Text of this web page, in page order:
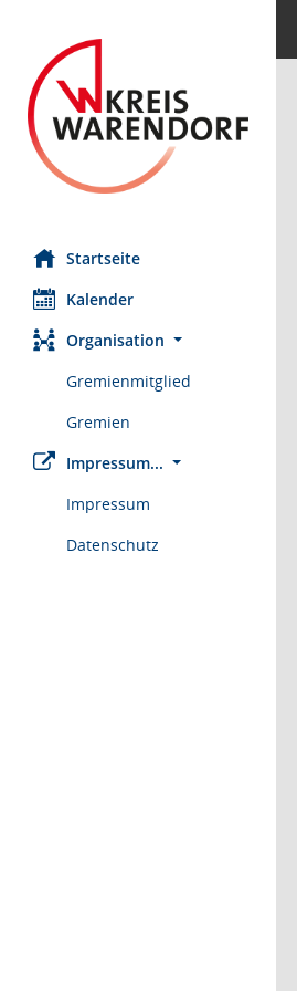
Startseite
Kalender
Organisation
Gremienmitglied
Gremien
Impressum...
Impressum
Datenschutz